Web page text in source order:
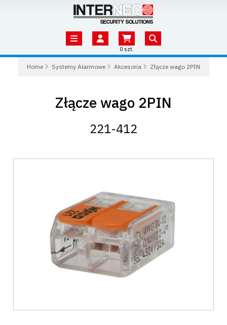
0 szt.
Home Systemy Alarmowe Akcesoria Złącze wago 2PIN
Złącze wago 2PIN
221-412